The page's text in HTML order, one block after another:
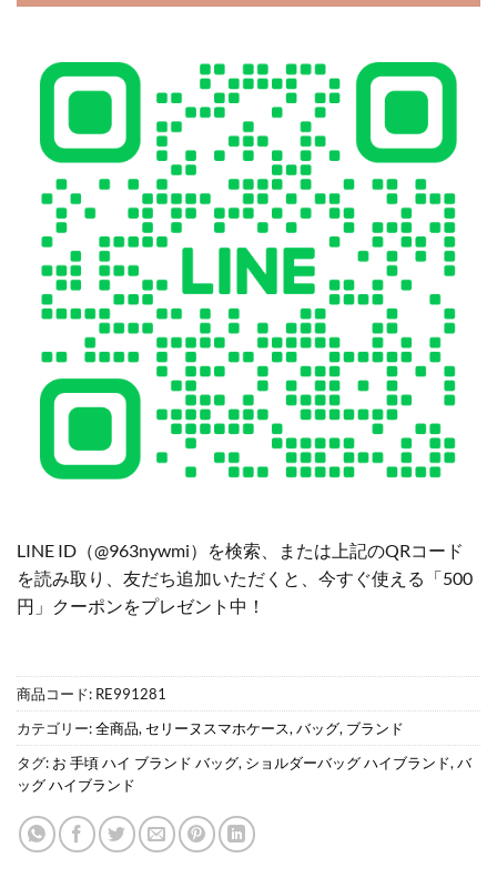
LINE ID（@963nywmi）を検索、または上記のQRコード
を読み取り、友だち追加いただくと、今すぐ使える「500
円」クーポンをプレゼント中！
商品コード: RE991281
カテゴリー:全商品, セリーヌスマホケース, バッグ, ブランド
タグ: お 手頃 ハイ ブランド バッグ, ショルダーバッグ ハイブランド, バ
ッグ ハイブランド